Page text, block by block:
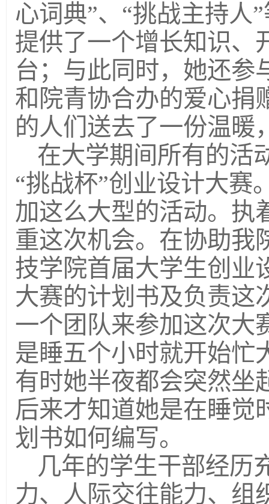
心词典”、“挑战主持人
提供了一个增长知识、
台；与此同时，她还参
和院青协合办的爱心捐
的人们送去了一份温暖
在大学期间所有的活
“挑战杯”创业设计大赛
加这么大型的活动。执
重这次机会。在协助我
技学院首届大学生创业
大赛的计划书及负责这
一个团队来参加这次大
是睡五个小时就开始忙
有时她半夜都会突然坐
后来才知道她是在睡觉
划书如何编写。
几年的学生干部经历
力、人际交往能力、组